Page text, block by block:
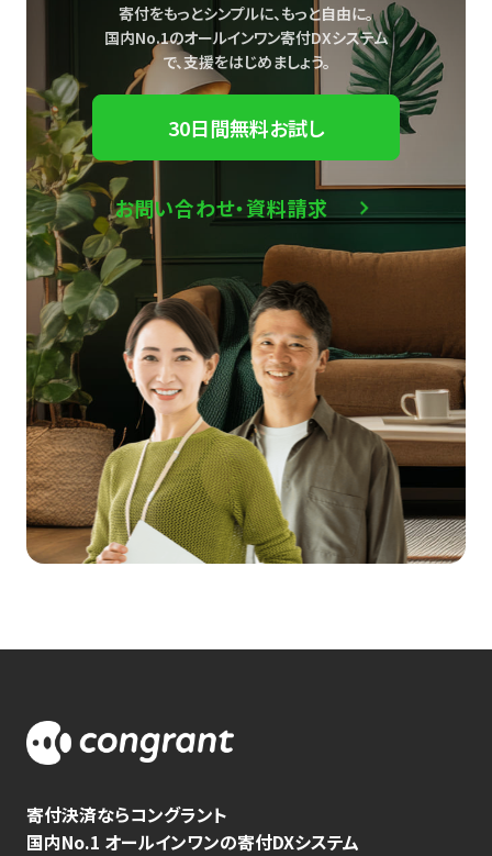
寄付をもっとシンプルに、もっと自由に。
国内No.1のオールインワン寄付DXシステム
で、支援をはじめましょう。
30日間無料お試し
お問い合わせ・資料請求
寄付決済ならコングラント
国内No.1 オールインワンの寄付DXシステム